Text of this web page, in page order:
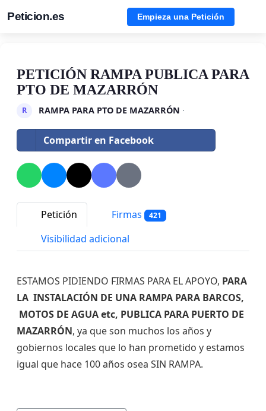
Peticion.es Empieza una Petición
PETICIÓN RAMPA PUBLICA PARA
PTO DE MAZARRÓN
R RAMPA PARA PTO DE MAZARRÓN ·
Compartir en Facebook
Petición Firmas 421
Visibilidad adicional
ESTAMOS PIDIENDO FIRMAS PARA EL APOYO, PARA
LA INSTALACIÓN DE UNA RAMPA PARA BARCOS,
MOTOS DE AGUA etc, PUBLICA PARA PUERTO DE
MAZARRÓN, ya que son muchos los años y
gobiernos locales que lo han prometido y estamos
igual que hace 100 años osea SIN RAMPA.